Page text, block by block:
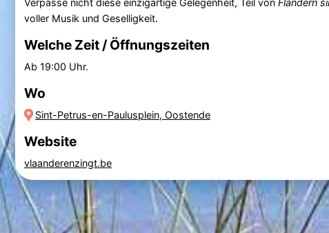
voller Musik und Geselligkeit.
Welche Zeit / Öffnungszeiten
Ab 19:00 Uhr.
Wo
Sint-Petrus-en-Paulusplein, Oostende
Website
vlaanderenzingt.be